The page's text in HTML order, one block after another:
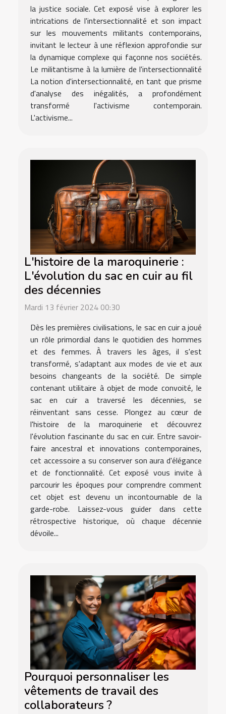
la justice sociale. Cet exposé vise à explorer les
intrications de l'intersectionnalité et son impact
sur les mouvements militants contemporains,
invitant le lecteur à une réflexion approfondie sur
la dynamique complexe qui façonne nos sociétés.
Le militantisme à la lumière de l'intersectionnalité
La notion d'intersectionnalité, en tant que prisme
d'analyse des inégalités, a profondément
transformé l'activisme contemporain.
L'activisme...
L'histoire de la maroquinerie :
L'évolution du sac en cuir au fil
des décennies
Mardi 13 février 2024 00:30
Dès les premières civilisations, le sac en cuir a joué
un rôle primordial dans le quotidien des hommes
et des femmes. À travers les âges, il s'est
transformé, s'adaptant aux modes de vie et aux
besoins changeants de la société. De simple
contenant utilitaire à objet de mode convoité, le
sac en cuir a traversé les décennies, se
réinventant sans cesse. Plongez au cœur de
l'histoire de la maroquinerie et découvrez
l'évolution fascinante du sac en cuir. Entre savoir-
faire ancestral et innovations contemporaines,
cet accessoire a su conserver son aura d'élégance
et de fonctionnalité. Cet exposé vous invite à
parcourir les époques pour comprendre comment
cet objet est devenu un incontournable de la
garde-robe. Laissez-vous guider dans cette
rétrospective historique, où chaque décennie
dévoile...
Pourquoi personnaliser les
vêtements de travail des
collaborateurs ?